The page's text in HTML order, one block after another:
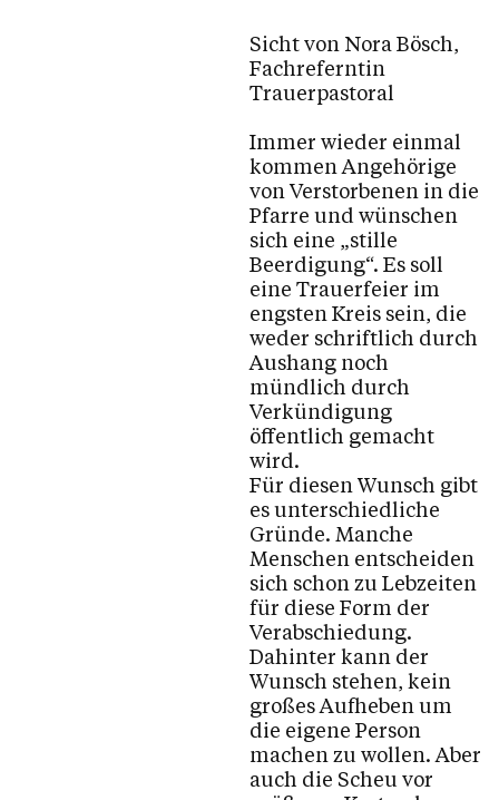
Sicht von Nora Bösch,
Fachreferntin
Trauerpastoral
Immer wieder einmal
kommen Angehörige
von Verstorbenen in die
Pfarre und wünschen
sich eine „stille
Beerdigung“. Es soll
eine Trauerfeier im
engsten Kreis sein, die
weder schriftlich durch
Aushang noch
mündlich durch
Verkündigung
öffentlich gemacht
wird.
Für diesen Wunsch gibt
es unterschiedliche
Gründe. Manche
Menschen entscheiden
sich schon zu Lebzeiten
für diese Form der
Verabschiedung.
Dahinter kann der
Wunsch stehen, kein
großes Aufheben um
die eigene Person
machen zu wollen. Aber
auch die Scheu vor